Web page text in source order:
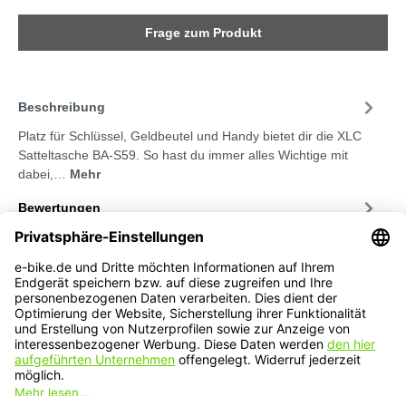
Frage zum Produkt
Beschreibung
Platz für Schlüssel, Geldbeutel und Handy bietet dir die XLC
Satteltasche BA-S59. So hast du immer alles Wichtige mit
dabei,… Mehr
Bewertungen
Service-Hotline
Service
Informationen